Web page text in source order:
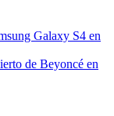
Galaxy S4 en
de Beyoncé en